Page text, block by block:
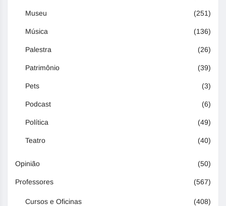
Museu (251)
Música (136)
Palestra (26)
Patrimônio (39)
Pets (3)
Podcast (6)
Política (49)
Teatro (40)
Opinião (50)
Professores (567)
Cursos e Oficinas (408)